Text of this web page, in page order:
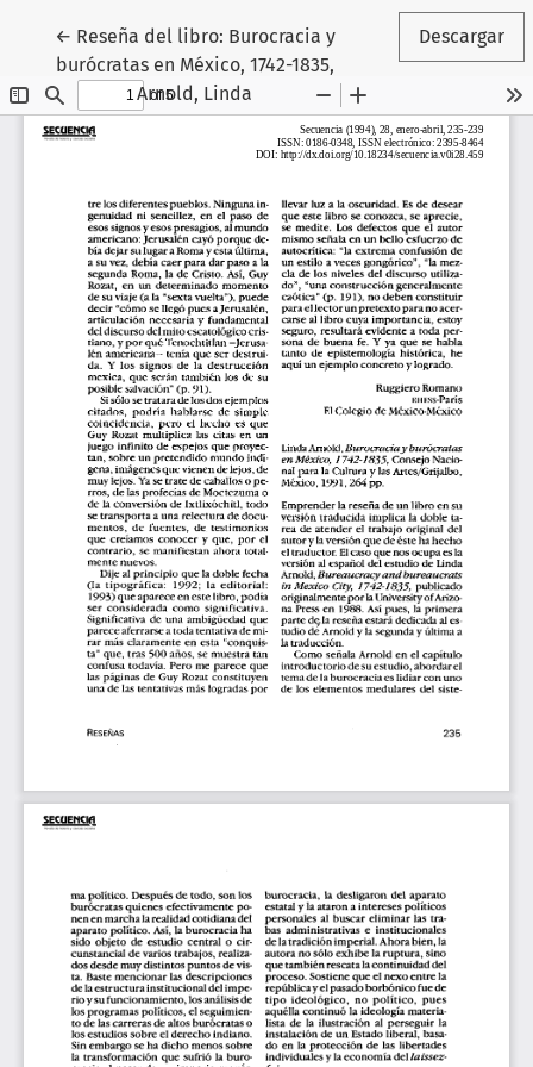
← Volver a los detalles del artículo
Reseña del libro: Burocracia y
burócratas en México, 1742-1835,
Arnold, Linda
Descargar